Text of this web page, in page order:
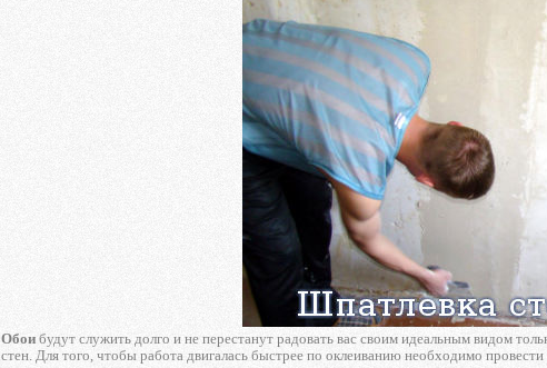
Обои будут служить долго и не перестанут радовать вас своим идеальным видом
стен. Для того, чтобы работа двигалась быстрее по оклеиванию необходимо